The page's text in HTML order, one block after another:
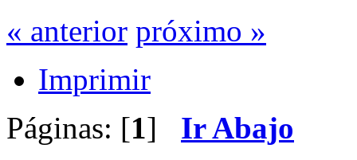
« anterior próximo »
Imprimir
Páginas: [1] Ir Abajo